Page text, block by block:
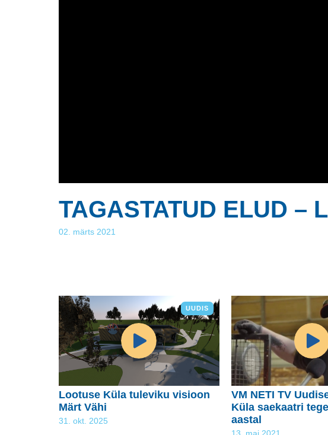
TAGASTATUD ELUD –
02. märts 2021
UUDIS
Lootuse Küla tuleviku visioon
Märt Vähi
31. okt. 2025
VM NETI TV
Küla saekaatri
aastal